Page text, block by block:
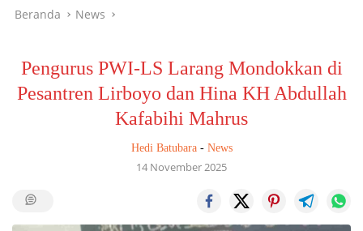
Beranda News
Pengurus PWI-LS Larang Mondokkan di
Pesantren Lirboyo dan Hina KH Abdullah
Kafabihi Mahrus
Hedi Batubara- News
14 November 2025